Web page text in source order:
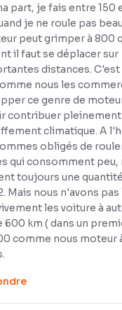
part, je fais entre 150
je ne roule pas
peut grimper à 800
il faut se déplacer sur
distances. C'est
nous les
ce genre de
contribuer pleinement
climatique. A
obligés de
qui consomment peu,
toujours une
Mais nous n'avons pas
les voiture à
600 km ( dans un
comme nous moteur